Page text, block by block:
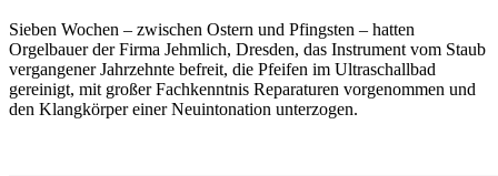
Sieben Wochen – zwischen Ostern und Pfingsten – hatten
Orgelbauer der Firma Jehmlich, Dresden, das Instrument vom Staub
vergangener Jahrzehnte befreit, die Pfeifen im Ultraschallbad
gereinigt, mit großer Fachkenntnis Reparaturen vorgenommen und
den Klangkörper einer Neuintonation unterzogen.